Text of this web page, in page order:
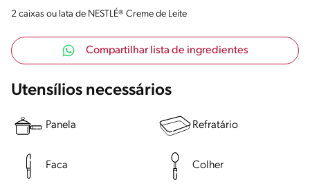
2 caixas ou lata de NESTLÉ® Creme de Leite
Compartilhar lista de ingredientes
Utensílios necessários
Panela Refratário
Faca Colher